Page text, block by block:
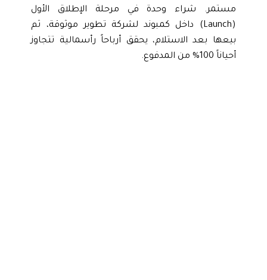
مستمر. شراء وحدة في مرحلة الإطلاق الأول
(Launch) داخل كمبوند لشركة تطوير موثوقة، ثم
بيعها بعد الاستلام، يحقق أرباحاً رأسمالية تتجاوز
أحياناً 100% من المدفوع.